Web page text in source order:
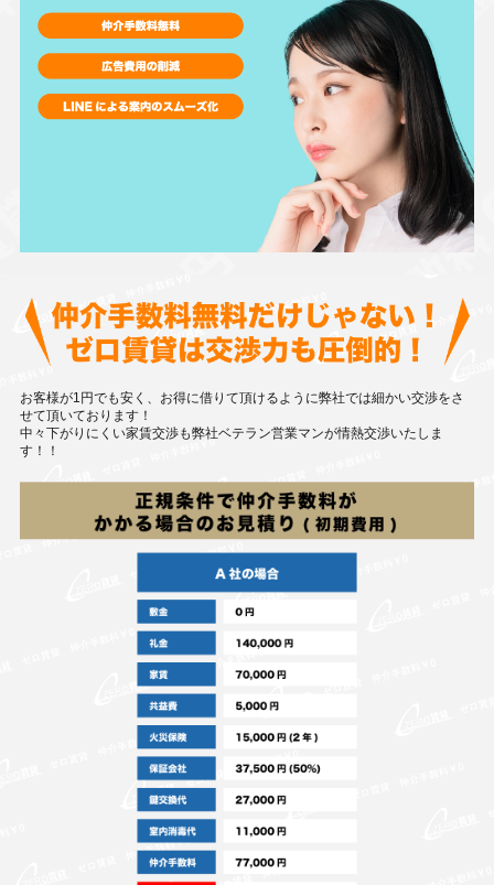
お客様が1円でも安く、お得に借りて頂けるように弊社では細かい交渉をさ
せて頂いております！
中々下がりにくい家賃交渉も弊社ベテラン営業マンが情熱交渉いたしま
す！！